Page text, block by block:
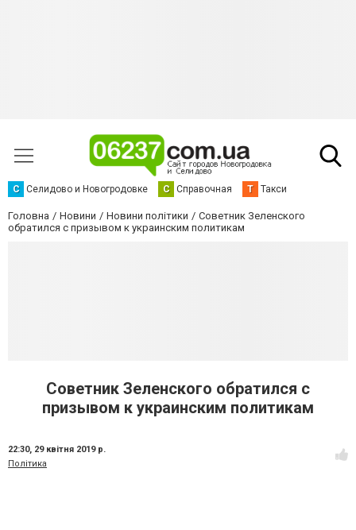
С Селидово и Новогродовке С Справочная Т Такси
Головна Новини Новини політики
Советник Зеленского
обратился с призывом к украинским политикам
Советник Зеленского обратился с
призывом к украинским политикам
22:30, 29 квітня 2019 р.
Політика